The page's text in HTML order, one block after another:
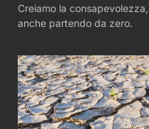
Creiamo la
anche partendo da zero.